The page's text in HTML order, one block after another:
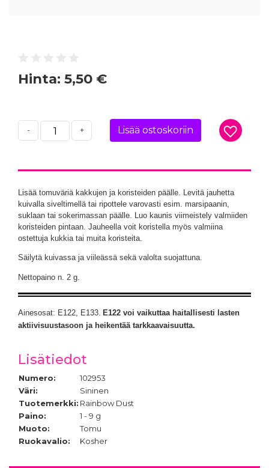
Hinta: 5,50 €
- + Lisää ostoskoriin
Lisää tomuväriä kakkujen ja koristeiden päälle. Levitä jauhetta
kuivalla siveltimellä tai ripottele varovasti esim. marsipaanin,
suklaan tai sokerimassan päälle. Luo kaunis viimeistely valmiiden
koristeiden pintaan. Jauheella voit koristella myös valmiina
ostettuja kukkia tai muita koristeita.
Säilytä kuivassa ja viileässä sekä valolta suojattuna.
Nettopaino n. 2 g.
Ainesosat: E122, E133. E122 voi vaikuttaa haitallisesti lasten
aktiivisuustasoon ja heikentää tarkkaavaisuutta.
Lisätiedot
Numero:
102953
Väri:
Sininen
Tuotemerkki: Rainbow Dust
Paino:
1 - 9 g
Muoto:
Tomu
Ruokavalio:
Kosher